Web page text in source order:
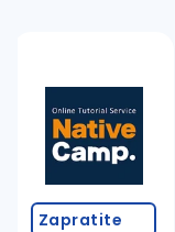
Takođe
proverite
povećajte
promenite
Zapratite